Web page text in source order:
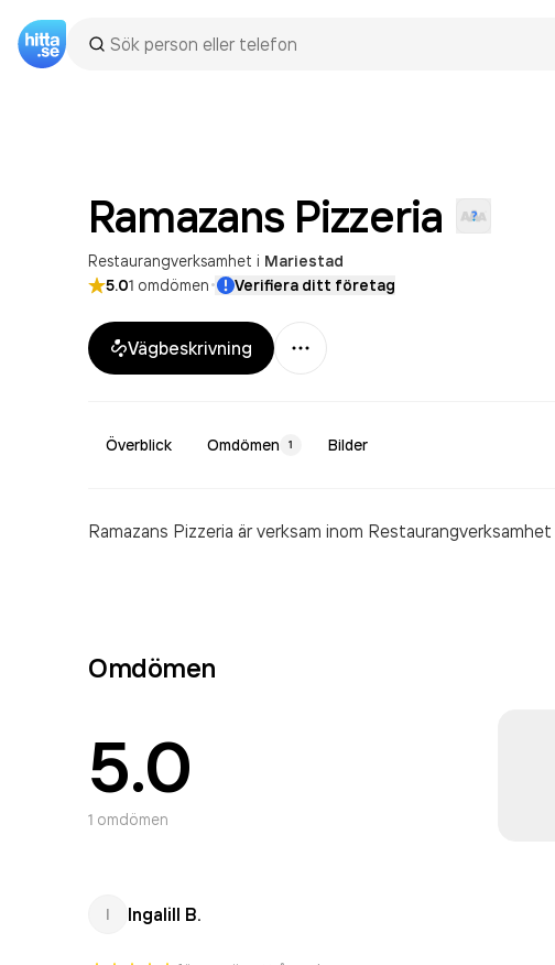
Ramazans Pizzeria
Restaurangverksamhet i Mariestad
5.01 omdömen· Verifiera ditt företag
Vägbeskrivning
Mer
Överblick Omdömen 1 Bilder
Ramazans Pizzeria är verksam inom Restaurangverksamhet
Omdömen
5.0
1 omdömen
I Ingalill B.